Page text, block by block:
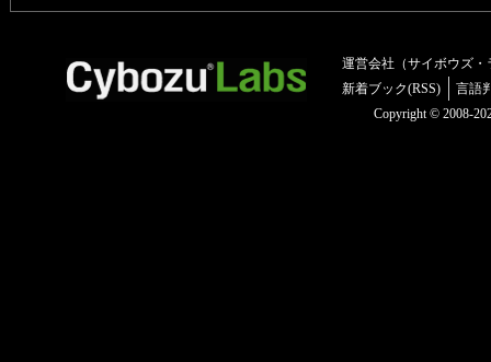
運営会社（サイボウズ・
新着ブック(RSS)
言語
Copyright © 2008-